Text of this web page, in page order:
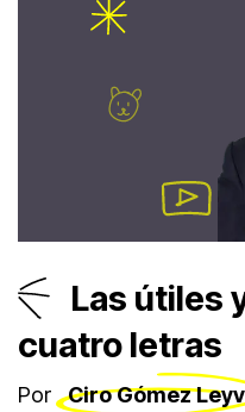
Las útiles
cuatro letras
Por Ciro Gómez